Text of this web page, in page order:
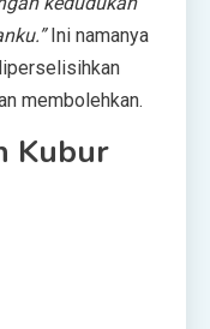
Ini namanya
membolehkan.
Kubur